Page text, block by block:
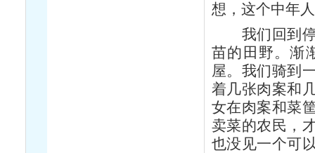
想，这个中年
我们回到停
苗的田野。渐
屋。我们骑到
着几张肉案和
女在肉案和菜
卖菜的农民，
也没见一个可